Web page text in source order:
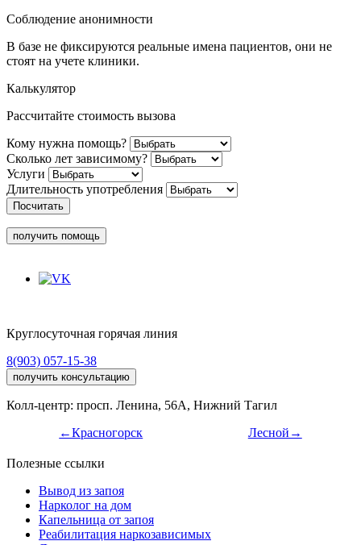
Соблюдение анонимности
В базе не фиксируются реальные имена пациентов, они не
стоят на учете клиники.
Калькулятор
Рассчитайте стоимость вызова
Кому нужна помощь?
Сколько лет зависимому?
Услуги
Длительность употребления
Посчитать
получить помощь
Круглосуточная горячая линия
8(903) 057-15-38
получить консультацию
Колл-центр: просп. Ленина, 56А, Нижний Тагил
←Красногорск
Лесной→
Полезные ссылки
Вывод из запоя
Нарколог на дом
Капельница от запоя
Реабилитация наркозависимых